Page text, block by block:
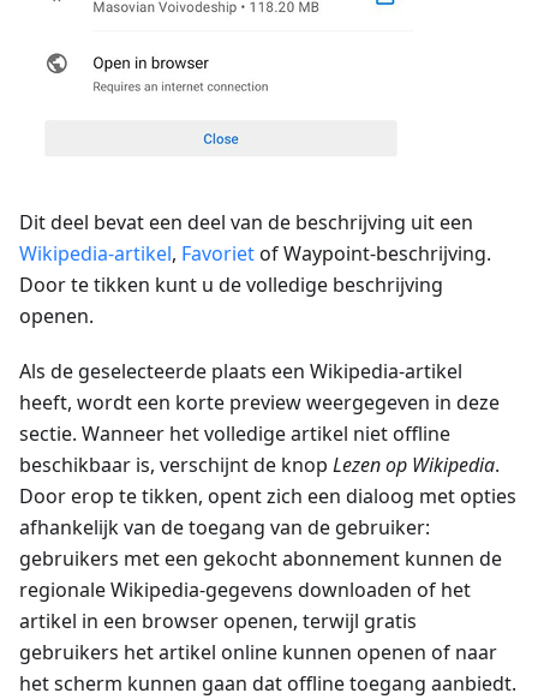
Dit deel bevat een deel van de beschrijving uit een
Wikipedia-artikel, Favorietof Waypoint-beschrijving.
Door te tikken kunt u de volledige beschrijving
openen.
Als de geselecteerde plaats een Wikipedia-artikel
heeft, wordt een korte preview weergegeven in deze
sectie. Wanneer het volledige artikel niet offline
beschikbaar is, verschijnt de knop Lezen op Wikipedia.
Door erop te tikken, opent zich een dialoog met opties
afhankelijk van de toegang van de gebruiker:
gebruikers met een gekocht abonnement kunnen de
regionale Wikipedia-gegevens downloaden of het
artikel in een browser openen, terwijl gratis
gebruikers het artikel online kunnen openen of naar
het scherm kunnen gaan dat offline toegang aanbiedt.